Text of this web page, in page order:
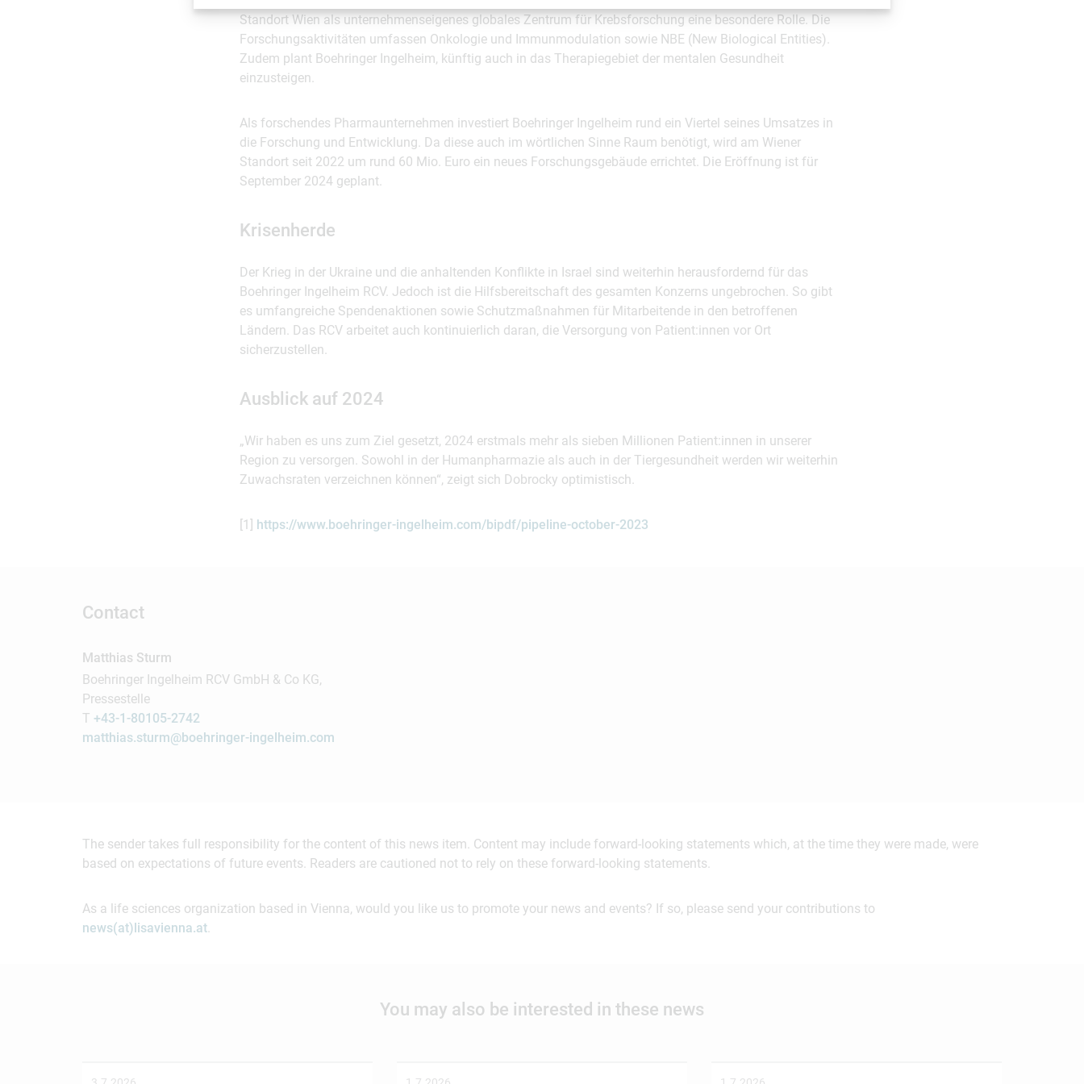
Standort Wien als unternehmenseigenes globales Zentrum für Krebsforschung eine besondere Rolle. Die
Forschungsaktivitäten umfassen Onkologie und Immunmodulation sowie NBE (New Biological Entities).
Zudem plant Boehringer Ingelheim, künftig auch in das Therapiegebiet der mentalen Gesundheit
einzusteigen.
Als forschendes Pharmaunternehmen investiert Boehringer Ingelheim rund ein Viertel seines Umsatzes in
die Forschung und Entwicklung. Da diese auch im wörtlichen Sinne Raum benötigt, wird am Wiener
Standort seit 2022 um rund 60 Mio. Euro ein neues Forschungsgebäude errichtet. Die Eröffnung ist für
September 2024 geplant.
Krisenherde
Der Krieg in der Ukraine und die anhaltenden Konflikte in Israel sind weiterhin herausfordernd für das
Boehringer Ingelheim RCV. Jedoch ist die Hilfsbereitschaft des gesamten Konzerns ungebrochen. So gibt
es umfangreiche Spendenaktionen sowie Schutzmaßnahmen für Mitarbeitende in den betroffenen
Ländern. Das RCV arbeitet auch kontinuierlich daran, die Versorgung von Patient:innen vor Ort
sicherzustellen.
Ausblick auf 2024
„Wir haben es uns zum Ziel gesetzt, 2024 erstmals mehr als sieben Millionen Patient:innen in unserer
Region zu versorgen. Sowohl in der Humanpharmazie als auch in der Tiergesundheit werden wir weiterhin
Zuwachsraten verzeichnen können“, zeigt sich Dobrocky optimistisch.
[1] https://www.boehringer-ingelheim.com/bipdf/pipeline-october-2023
Contact
Matthias Sturm
Boehringer Ingelheim RCV GmbH & Co KG,
Pressestelle
T +43-1-80105-2742
matthias.sturm@boehringer-ingelheim.com
The sender takes full responsibility for the content of this news item. Content may include forward-looking statements which, at the time they were made, were
based on expectations of future events. Readers are cautioned not to rely on these forward-looking statements.
As a life sciences organization based in Vienna, would you like us to promote your news and events? If so, please send your contributions to
news(at)lisavienna.at.
You may also be interested in these news